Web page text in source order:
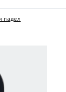
падел